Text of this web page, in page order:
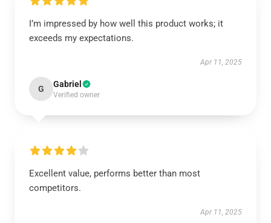
I’m impressed by how well this product works; it
exceeds my expectations.
Apr 11, 2025
G Gabriel
Verified owner
Excellent value, performs better than most
competitors.
Apr 11, 2025